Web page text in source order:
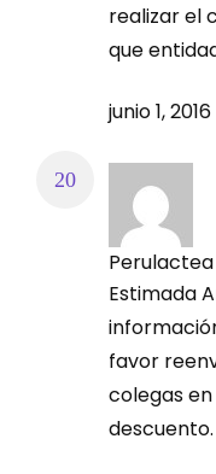
realizar el
que
junio 1, 2016
Perulactea
Estimada
favor
colegas